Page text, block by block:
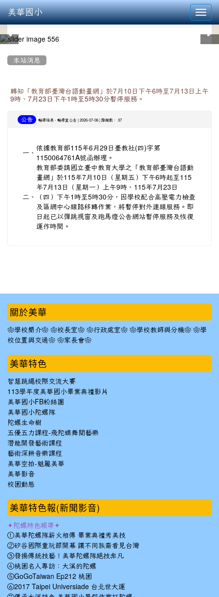
美華國小
本站消息
轉知「教育部臺灣台語動畫網」於7月10日下午6時至7月13日上午
9時、7月23日下午1時至5時30分暫停服務。
公告 輔導組長 - 輔導室公告 | 2026-07-06 | 點閱數： 37
一、 依據教育部115年6月29日臺教社(四)字第
1150064761A號函辦理。
二、
教育部委請國立臺中教育大學之「教育部臺灣台語動
畫網」於115年7月10日（星期五）下午6時起至115
年7月13日（星期一）上午9時、115年7月23日
（四）下午1時至5時30分，因學校配合高壓電力檢查
及區網中心線路移轉作業，將暫停對外連線服務。即
日起已以彈跳視窗及跑馬燈公告網站暫停服務及恢復
運作時間。
::: 關於美華
❀學校簡介❀ ❀校長室❀ ❀行政處室❀ ❀學校教師與分機❀ ❀學
校位置與交通❀ ❀家長會❀
美華特色
智慧跳繩校際交流大賽
113學年度美華國小畢業典禮影片
美華國小FB粉絲團
美華國小陀螺隊
陀螺生命樹
五優五力課程-飛陀蝶舞閱藝樂
潛能開發藝術課程
藝術深耕音樂課程
美華空拍-魅麗美華
美華影音
校園動態
美華特色報(新聞影音)
✦陀螺特色報導✦
①美華陀螺隊薪火相傳 畢業典禮秀美技
②矽谷國際童玩節開幕 讓不同族裔看見台灣
③發揚傳統技藝！美華陀螺隊絕技非凡
④桃園名人專訪：大溪的陀螺
⑤GoGoTaiwan Ep212 桃園
⑥2017 Taipei Universiade 台北世大運